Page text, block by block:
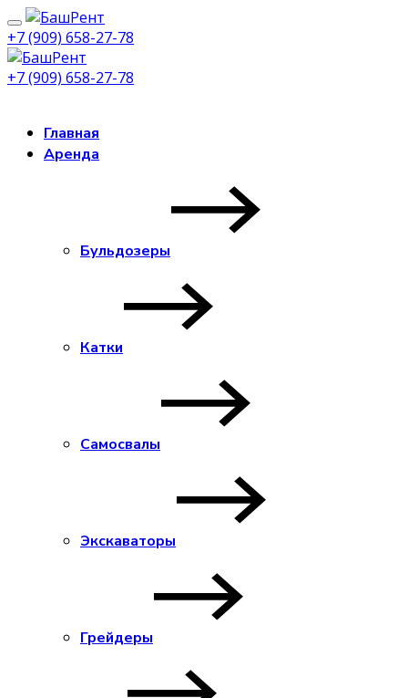
+7 (909) 658-27-78
+7 (909) 658-27-78
Главная
Аренда
Бульдозеры
Катки
Самосвалы
Экскаваторы
Грейдеры